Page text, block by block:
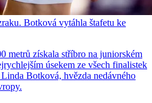
Botková vytáhla štafetu ke
metrů získala stříbro na juniorském
úsekem ze všech finalistek
Botková, hvězda nedávného